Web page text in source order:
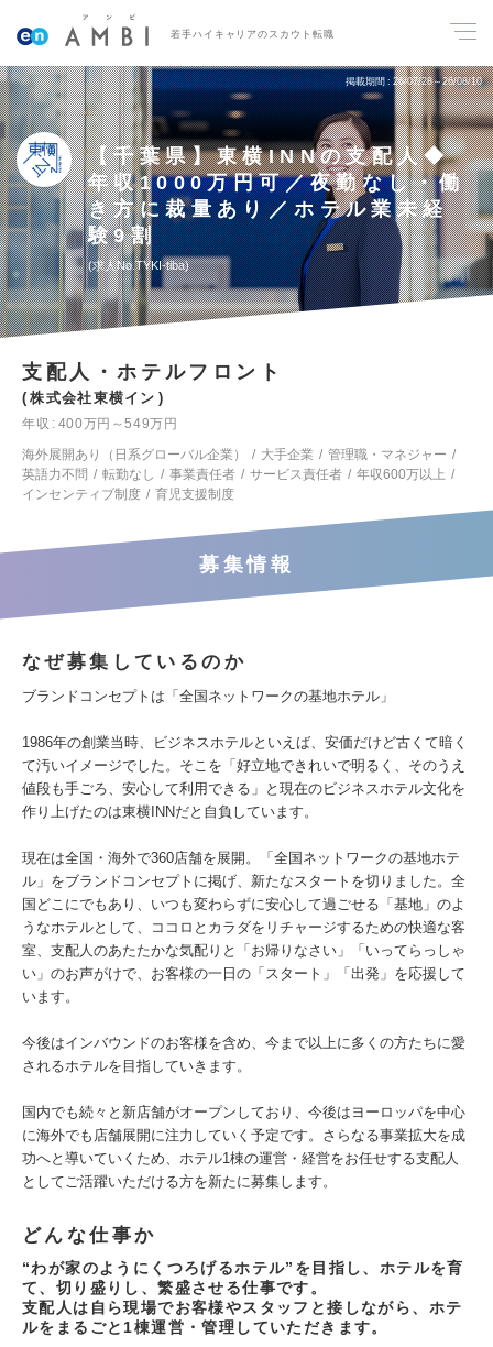
若手ハイキャリアのスカウト転職
掲載期間 26/07/28～26/08/10
【千葉県】東横INNの支配人◆
年収1000万円可／夜勤なし・働
き方に裁量あり／ホテル業未経
験9割
求人No.TYKI-tiba
支配人・ホテルフロント
株式会社東横イン
年収
400万円～549万円
海外展開あり（日系グローバル企業）
大手企業
管理職・マネジャー
英語力不問
転勤なし 事業責任者 サービス責任者
年収600万以上
インセンティブ制度
育児支援制度
募集情報
なぜ募集しているのか
ブランドコンセプトは「全国ネットワークの基地ホテル」
1986年の創業当時、ビジネスホテルといえば、安価だけど古くて暗く
て汚いイメージでした。そこを「好立地できれいで明るく、そのうえ
値段も手ごろ、安心して利用できる」と現在のビジネスホテル文化を
作り上げたのは東横INNだと自負しています。
現在は全国・海外で360店舗を展開。「全国ネットワークの基地ホテ
ル」をブランドコンセプトに掲げ、新たなスタートを切りました。全
国どこにでもあり、いつも変わらずに安心して過ごせる「基地」のよ
うなホテルとして、ココロとカラダをリチャージするための快適な客
室、支配人のあたたかな気配りと「お帰りなさい」「いってらっしゃ
い」のお声がけで、お客様の一日の「スタート」「出発」を応援して
います。
今後はインバウンドのお客様を含め、今まで以上に多くの方たちに愛
されるホテルを目指していきます。
国内でも続々と新店舗がオープンしており、今後はヨーロッパを中心
に海外でも店舗展開に注力していく予定です。さらなる事業拡大を成
功へと導いていくため、ホテル1棟の運営・経営をお任せする支配人
としてご活躍いただける方を新たに募集します。
どんな仕事か
“わが家のようにくつろげるホテル”を目指し、ホテルを育
て、切り盛りし、繁盛させる仕事です。
支配人は自ら現場でお客様やスタッフと接しながら、ホテ
ルをまるごと1棟運営・管理していただきます。